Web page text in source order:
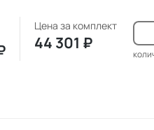
Цена за комплект
44 301 ₽